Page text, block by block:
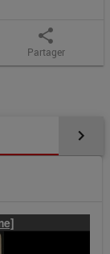
share
Partager